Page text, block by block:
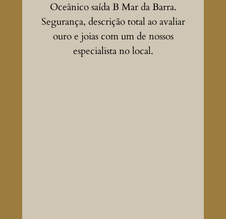
Oceânico saída B Mar da Barra.
Segurança, descrição total ao avaliar
ouro e joias com um de nossos
especialista no local.